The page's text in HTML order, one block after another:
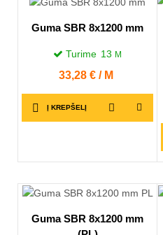
Guma SBR 8x1200 mm
Turime 13 M
Kaina
33,28 € / M
Į KREPŠELĮ
Guma SBR 8x1200 mm